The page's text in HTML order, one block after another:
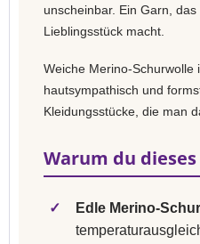
unscheinbar. Ein Garn,
Lieblingsstück macht.
Weiche Merino-Schurwolle
hautsympathisch und
Kleidungsstücke, die man
Warum du
✓ Edle Merino-